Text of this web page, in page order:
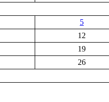
5
12
19
26